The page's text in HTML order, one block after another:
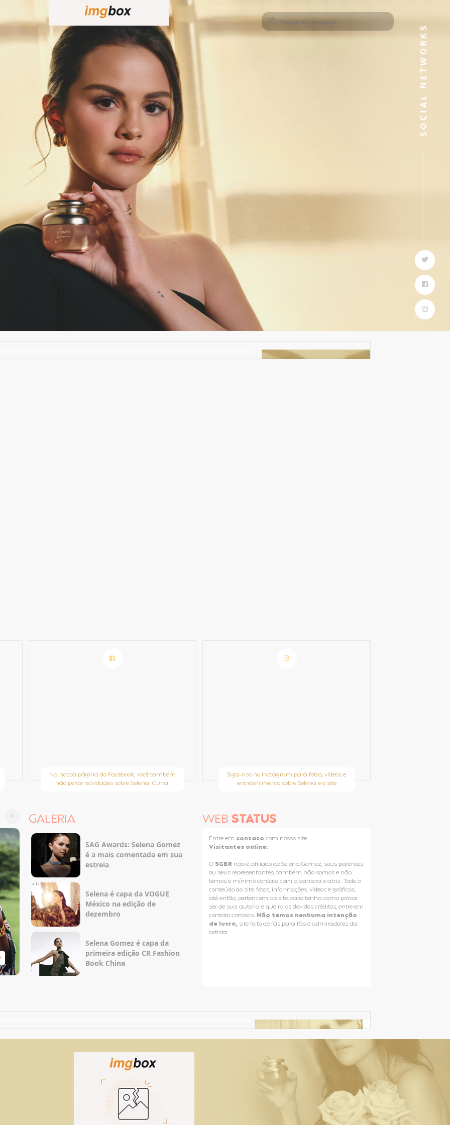
Na nossa página do Facebook, você também
não perde novidades sobre Selena. Curta!
Siga-nos no Instagram para fotos, vídeos e
entretenimento sobre Selena e o site
Taylor Swift Brasil
GALERIA
SAG Awards: Selena Gomez
é a mais comentada em sua
estreia
Selena é capa da VOGUE
México na edição de
dezembro
Selena Gomez é capa da
primeira edição CR Fashion
Book China
WEB STATUS
Entre em contatocom nosso site
Visitantes online:
O SGBR não é afiliado de Selena Gomez, seus parentes
ou seus representantes, também não somos e não
temos o mínimo contato com a cantora e atriz. Todo o
conteúdo do site, fotos, informações, vídeos e gráficos,
até então, pertencem ao site, caso tenha como provar
ser de sua autoria e queira os devidos créditos, entre em
contato conosco. Não temos nenhuma intenção
de lucro, site feito de fãs para fãs e admiradores da
artista.